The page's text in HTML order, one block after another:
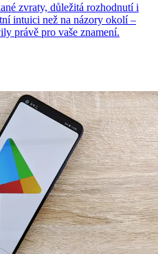
zvraty, důležitá rozhodnutí i
intuici než na názory okolí –
právě pro vaše znamení.